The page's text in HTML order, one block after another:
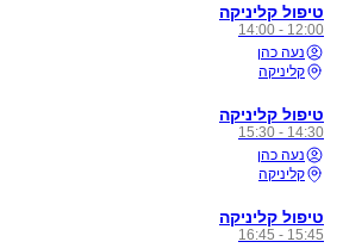
טיפול קליניקה
12:00 - 14:00
נעה כהן
קליניקה
טיפול קליניקה
14:30 - 15:30
נעה כהן
קליניקה
טיפול קליניקה
15:45 - 16:45